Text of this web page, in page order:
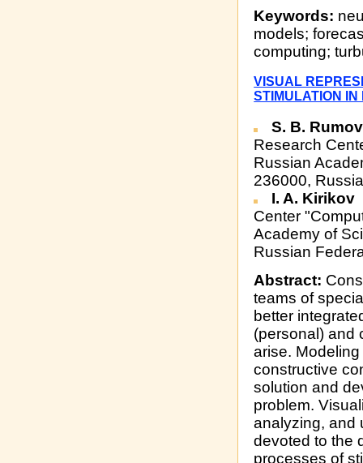
Keywords:
models;
computing;
VISUAL
STIMULATION
S. B.
Research
Russian
236000,
I. A. Kirikov
Center
Academy of
Russian
Abstract:
teams of
better
(personal) and
arise.
constructive
solution and
problem.
analyzing, and
devoted to the
processes of